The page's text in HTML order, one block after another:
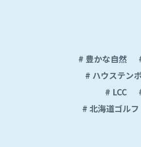
豊かな自然
ハウステン
LCC
北海道ゴルフ